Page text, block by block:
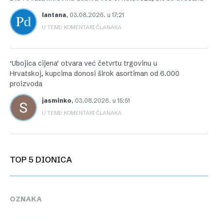
lantana, 03.08.2026. u 17:21
U TEMI: KOMENTARI ČLANAKA
‘Ubojica cijena’ otvara već četvrtu trgovinu u
Hrvatskoj, kupcima donosi širok asortiman od 6.000
proizvoda
jasminko, 03.08.2026. u 15:51
U TEMI: KOMENTARI ČLANAKA
TOP 5 DIONICA
OZNAKA